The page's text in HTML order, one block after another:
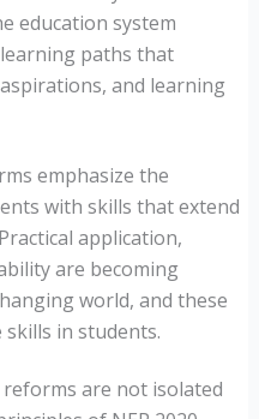
education system
paths that
and learning
emphasize the
with skills that extend
application,
are becoming
world, and these
in students.
reforms are not isolated